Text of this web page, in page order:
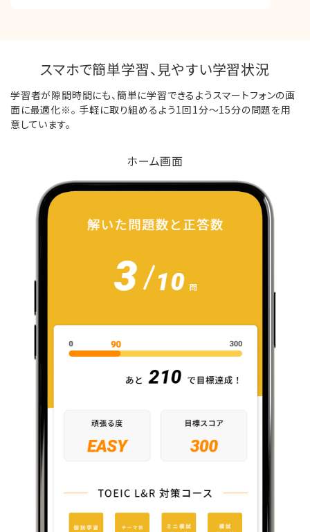
スマホで簡単学習、見やすい学習状況
学習者が隙間時間にも、簡単に学習できるようスマートフォンの画
面に最適化※。 手軽に取り組めるよう1回1分～15分の問題を用
意しています。
ホーム画面